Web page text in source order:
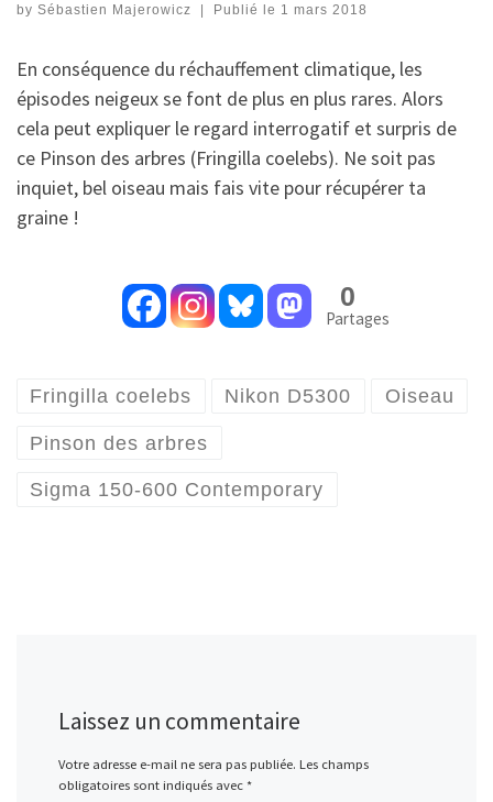
by Sébastien Majerowicz | Publié le 1 mars 2018
En conséquence du réchauffement climatique, les
épisodes neigeux se font de plus en plus rares. Alors
cela peut expliquer le regard interrogatif et surpris de
ce Pinson des arbres (Fringilla coelebs). Ne soit pas
inquiet, bel oiseau mais fais vite pour récupérer ta
graine !
0
Partages
Fringilla coelebs Nikon D5300 Oiseau
Pinson des arbres
Sigma 150-600 Contemporary
Laissez un commentaire
Votre adresse e-mail ne sera pas publiée. Les champs
obligatoires sont indiqués avec *